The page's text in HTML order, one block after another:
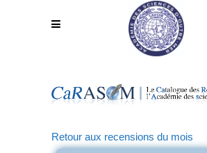
Retour aux recensions du mois